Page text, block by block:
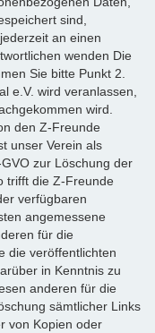
sind,
an einen
wenden Die
Sie bitte Punkt 2.
e.V. wird veranlassen,
wird.
den Z-Freunde
unser Verein als
zur Löschung der
trifft die Z-Freunde
verfügbaren
angemessene
für die
die veröffentlichten
in Kenntnis zu
anderen für die
sämtlicher Links
von Kopien oder